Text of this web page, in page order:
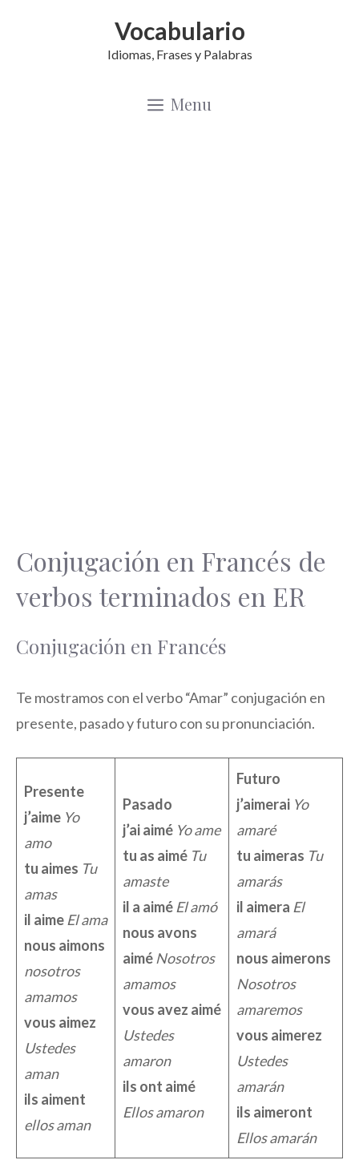
Vocabulario
Idiomas, Frases y Palabras
Menu
Conjugación en Francés de
verbos terminados en ER
Conjugación en Francés
Te mostramos con el verbo “Amar” conjugación en
presente, pasado y futuro con su pronunciación.
Presente
j’aime Yo
amo
tu aimes Tu
amas
il aime El ama
nous aimons
nosotros
amamos
vous aimez
Ustedes
aman
ils aiment
ellos aman
Pasado
j’ai aimé Yo ame
tu as aimé Tu
amaste
il a aimé El amó
nous avons
aimé Nosotros
amamos
vous avez aimé
Ustedes
amaron
ils ont aimé
Ellos amaron
Futuro
j’aimerai Yo
amaré
tu aimeras Tu
amarás
il aimera El
amará
nous aimerons
Nosotros
amaremos
vous aimerez
Ustedes
amarán
ils aimeront
Ellos amarán